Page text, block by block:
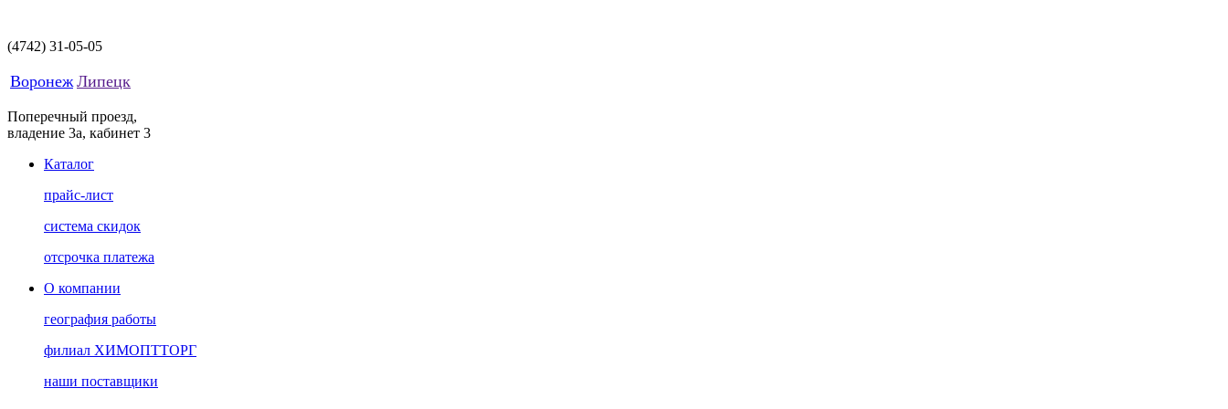
(4742) 31-05-05
Воронеж Липецк
Поперечный проезд,
владение 3а, кабинет 3
Каталог
прайс-лист
система скидок
отсрочка платежа
О компании
география работы
филиал ХИМОПТТОРГ
наши поставщики